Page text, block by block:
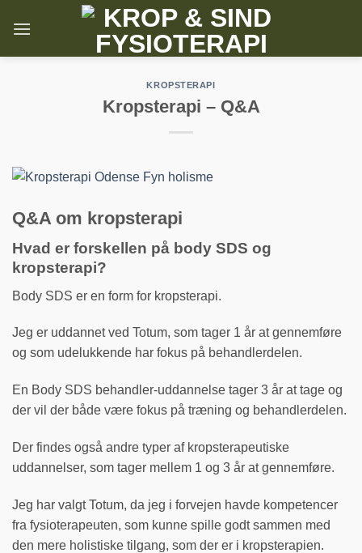
KROPSTERAPI
Kropsterapi – Q&A
Q&A om kropsterapi
Hvad er forskellen på body SDS og
kropsterapi?
Body SDS er en form for kropsterapi.
Jeg er uddannet ved Totum, som tager 1 år at gennemføre
og som udelukkende har fokus på behandlerdelen.
En Body SDS behandler-uddannelse tager 3 år at tage og
der vil der både være fokus på træning og behandlerdelen.
Der findes også andre typer af kropsterapeutiske
uddannelser, som tager mellem 1 og 3 år at gennemføre.
Jeg har valgt Totum, da jeg i forvejen havde kompetencer
fra fysioterapeuten, som kunne spille godt sammen med
den mere holistiske tilgang, som der er i kropsterapien.